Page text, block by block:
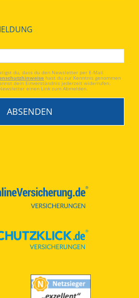
du, dass du den Newsletter per E-Mail
hast du zur Kenntnis genommen
dein Einverständnis jederzeit widerrufen.
einen Link zum Abmelden.